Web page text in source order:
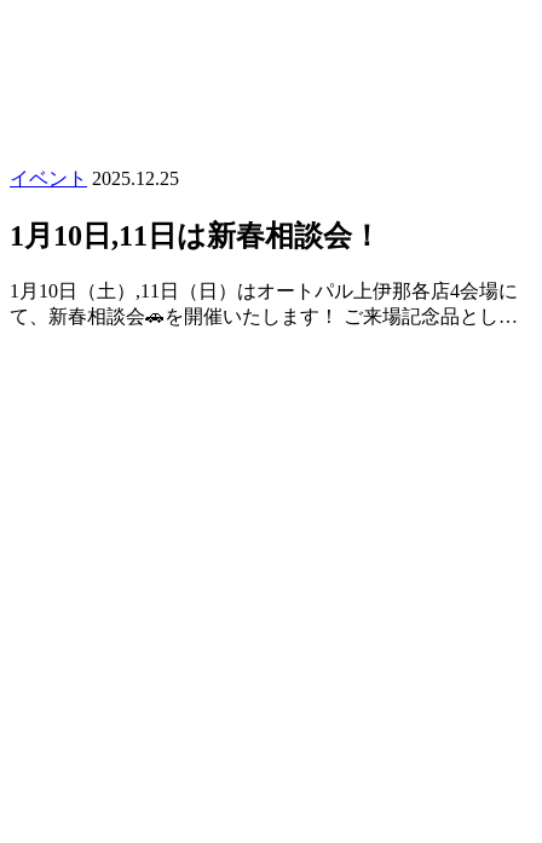
イベント 2025.12.25
1月10日,11日は新春相談会！
1月10日（土）,11日（日）はオートパル上伊那各店4会場に
て、新春相談会🚗を開催いたします！ ご来場記念品とし…